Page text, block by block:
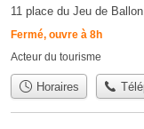
11 place du Jeu de
Fermé, ouvre à 8h
Acteur du tourisme
Horaires